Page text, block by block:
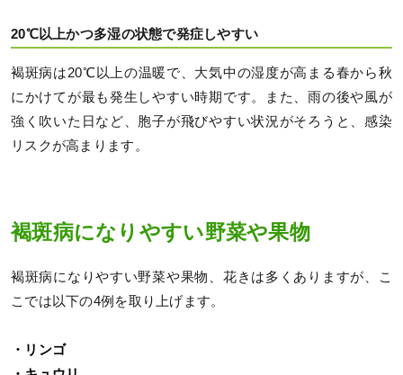
20℃以上かつ多湿の状態で発症しやすい
褐斑病は20℃以上の温暖で、大気中の湿度が高まる春から秋
にかけてが最も発生しやすい時期です。また、雨の後や風が
強く吹いた日など、胞子が飛びやすい状況がそろうと、感染
リスクが高まります。
褐斑病になりやすい野菜や果物
褐斑病になりやすい野菜や果物、花きは多くありますが、こ
こでは以下の4例を取り上げます。
・リンゴ